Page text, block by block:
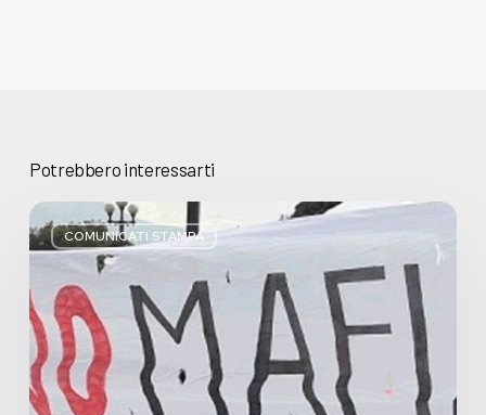
Potrebbero interessarti
COMUNICATI STAMPA
Basta
bugie,
Regione
Lombardia
pratica
l’antimafia
solo
a
parole